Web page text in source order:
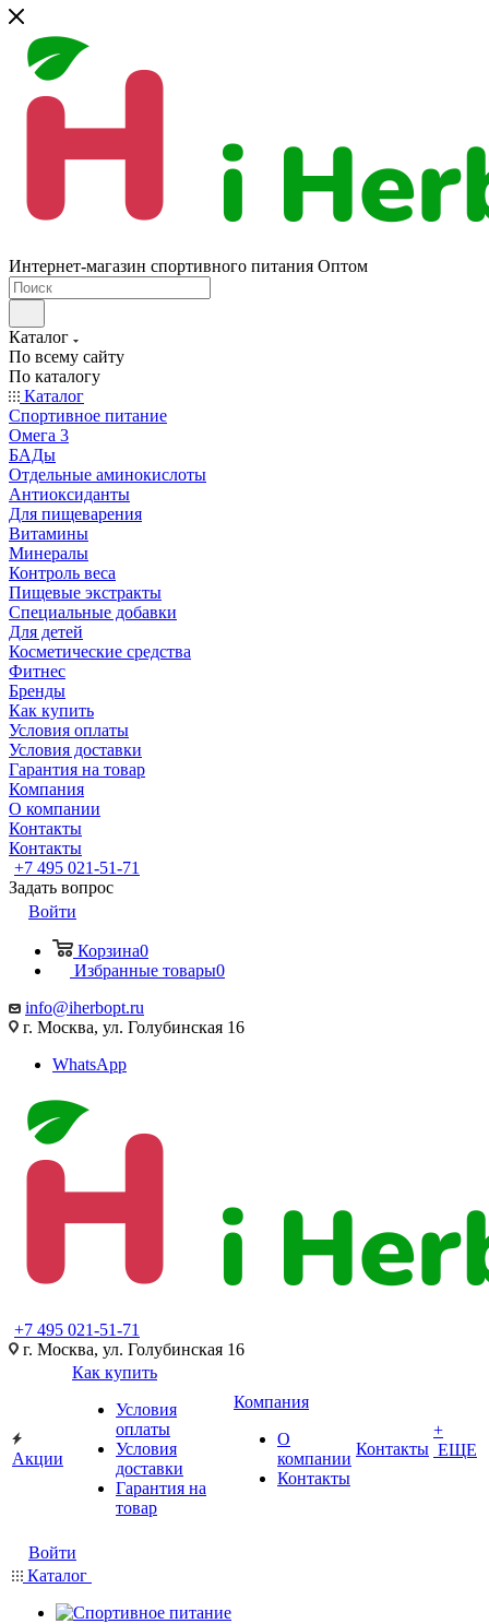
Интернет-магазин спортивного питания Оптом
Каталог
По всему сайту
По каталогу
Каталог
Спортивное питание
Омега 3
БАДы
Отдельные аминокислоты
Антиоксиданты
Для пищеварения
Витамины
Минералы
Контроль веса
Пищевые экстракты
Специальные добавки
Для детей
Косметические средства
Фитнес
Бренды
Как купить
Условия оплаты
Условия доставки
Гарантия на товар
Компания
О компании
Контакты
Контакты
+7 495 021-51-71
Задать вопрос
Войти
Корзина0
Избранные товары0
info@iherbopt.ru
г. Москва, ул. Голубинская 16
WhatsApp
+7 495 021-51-71
г. Москва, ул. Голубинская 16
Акции
Как купить
Условия
оплаты
Условия
доставки
Гарантия на
товар
Компания
О
компании
Контакты
Контакты
+
ЕЩЕ
Войти
Каталог